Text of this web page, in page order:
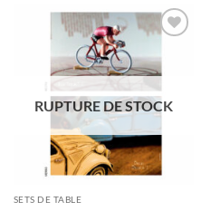
à
65,00 €
à la
wishlist
RUPTURE DE STOCK
SETS DE TABLE